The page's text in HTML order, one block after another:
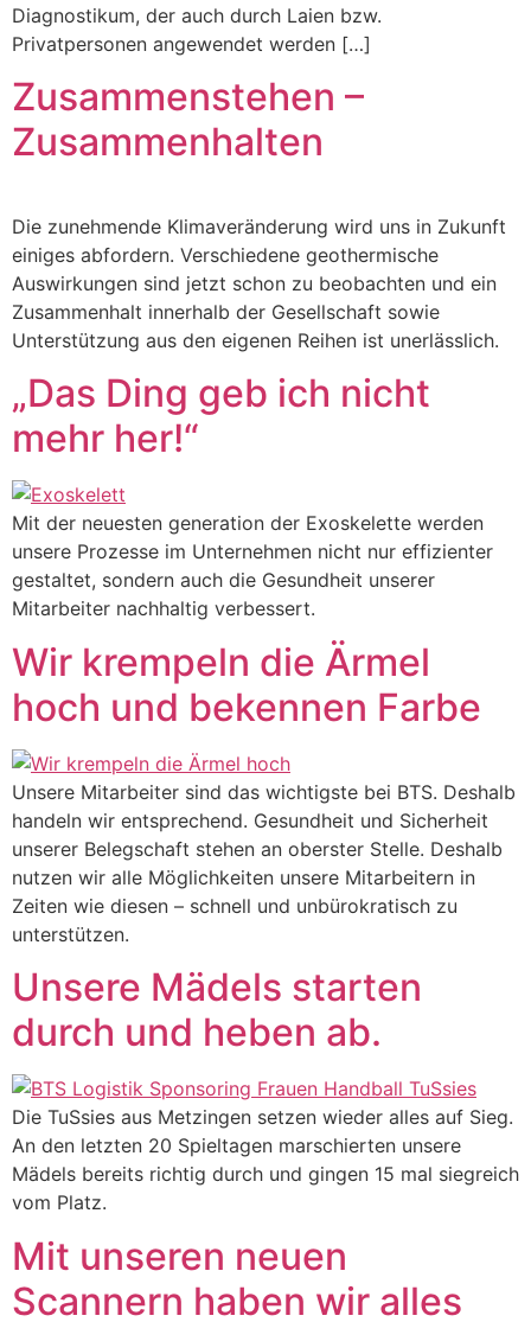
Diagnostikum, der auch durch Laien bzw.
Privatpersonen angewendet werden […]
Zusammenstehen –
Zusammenhalten
Die zunehmende Klimaveränderung wird uns in Zukunft
einiges abfordern. Verschiedene geothermische
Auswirkungen sind jetzt schon zu beobachten und ein
Zusammenhalt innerhalb der Gesellschaft sowie
Unterstützung aus den eigenen Reihen ist unerlässlich.
„Das Ding geb ich nicht
mehr her!“
Mit der neuesten generation der Exoskelette werden
unsere Prozesse im Unternehmen nicht nur effizienter
gestaltet, sondern auch die Gesundheit unserer
Mitarbeiter nachhaltig verbessert.
Wir krempeln die Ärmel
hoch und bekennen Farbe
Unsere Mitarbeiter sind das wichtigste bei BTS. Deshalb
handeln wir entsprechend. Gesundheit und Sicherheit
unserer Belegschaft stehen an oberster Stelle. Deshalb
nutzen wir alle Möglichkeiten unsere Mitarbeitern in
Zeiten wie diesen – schnell und unbürokratisch zu
unterstützen.
Unsere Mädels starten
durch und heben ab.
Die TuSsies aus Metzingen setzen wieder alles auf Sieg.
An den letzten 20 Spieltagen marschierten unsere
Mädels bereits richtig durch und gingen 15 mal siegreich
vom Platz.
Mit unseren neuen
Scannern haben wir alles